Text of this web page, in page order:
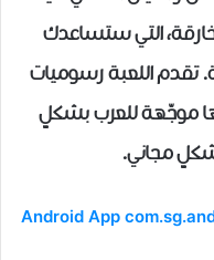
التي ستساعدك
تقدم اللعبة رسوميات
موجّهة للعرب بشكلٍ
مجاني.
Android App